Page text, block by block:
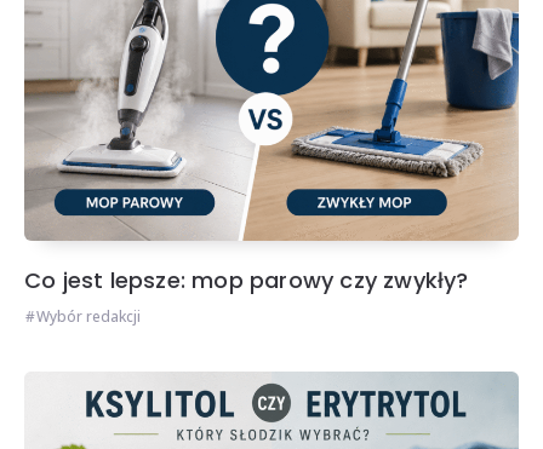
Co jest lepsze: mop parowy czy zwykły?
Wybór redakcji